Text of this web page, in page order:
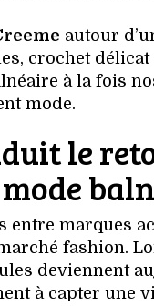
autour
crochet
à la fois
mode.
le
marques
fashion.
deviennent
à capter une